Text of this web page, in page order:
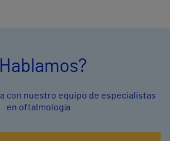
con nuestro equipo de especialistas
en oftalmología